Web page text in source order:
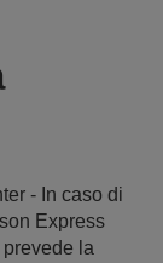
- In caso di
Express
la